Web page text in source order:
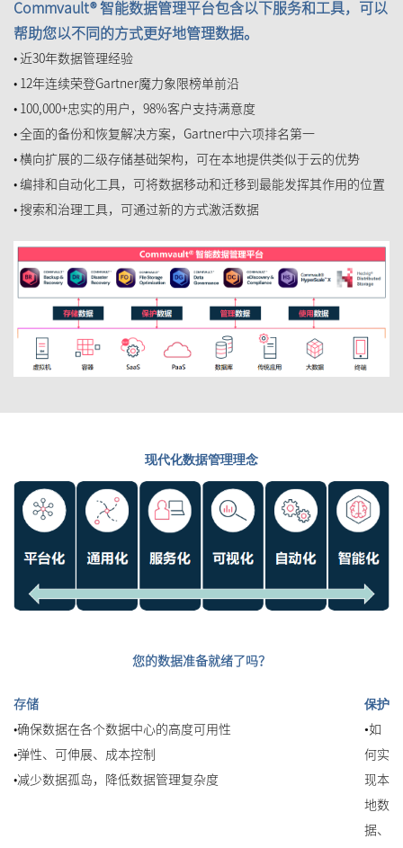
Commvault® 智能数据管理平台包含以下服务和工具，可以
帮助您以不同的方式更好地管理数据。
• 近30年数据管理经验
• 12年连续荣登Gartner魔力象限榜单前沿
• 100,000+忠实的用户，98%客户支持满意度
• 全面的备份和恢复解决方案，Gartner中六项排名第一
• 横向扩展的二级存储基础架构，可在本地提供类似于云的优势
• 编排和自动化工具，可将数据移动和迁移到最能发挥其作用的位置
• 搜索和治理工具，可通过新的方式激活数据
现代化数据管理理念
您的数据准备就绪了吗？
存储
•确保数据在各个数据中心的高度可用性
•弹性、可伸展、成本控制
•减少数据孤岛，降低数据管理复杂度
保护
•如
何实
现本
地数
据、